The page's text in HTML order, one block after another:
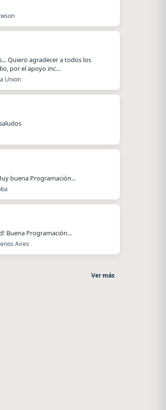
Quiero agradecer a todos los
por el apoyo inc…
Union
buena Programación...
Buena Programación...
Aires
Ver más